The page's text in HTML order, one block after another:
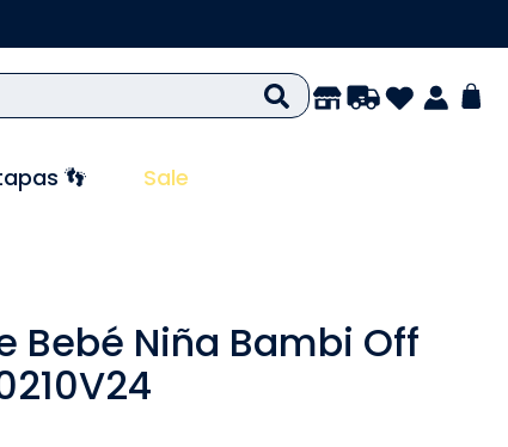
👣 Sale
Bebé Niña Bambi Off